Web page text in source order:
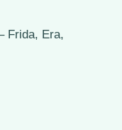
Frida, Era,